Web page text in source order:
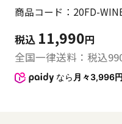
商品コード：20FD-
税込 11,990円
全国一律送料：税込
なら 月々3,996円